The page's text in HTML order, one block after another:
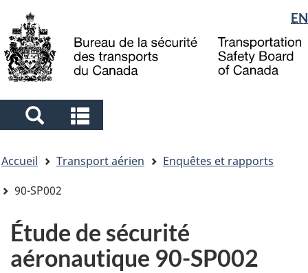
to
main
to
"About
government"
à
la
Sélection
de
la
langue
EN
Search
and
menus
and
menus
êtes
ici
Accueil Transport aérien
Enquêtes et rapports
90-SP002
Étude de sécurité
aéronautique 90-SP002